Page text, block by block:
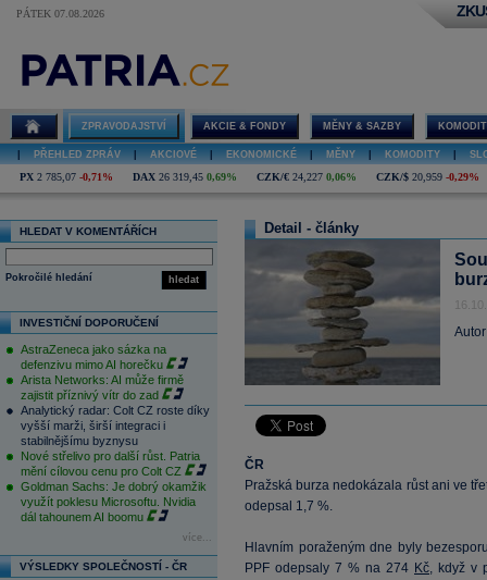
PÁTEK 07.08.2026
ZPRAVODAJSTVÍ AKCIE & FONDY MĚNY & SAZBY
PŘEHLED ZPRÁV AKCIOVÉ EKONOMICKÉ MĚNY KOMODITY
PX 2 785,07 -0,71% DAX 26 319,45 0,69% CZK/€ 24,227 0,06% CZK/$ 20,959 -0,29%
HLEDAT V KOMENTÁŘÍCH
hledat
Pokročilé hledání
INVESTIČNÍ DOPORUČENÍ
AstraZeneca jako sázka na
defenzivu mimo AI horečku
Arista Networks: AI může firmě
zajistit příznivý vítr do zad
Analytický radar: Colt CZ roste díky
vyšší marži, širší integraci i
stabilnějšímu byznysu
Nové střelivo pro další růst. Patria
mění cílovou cenu pro Colt CZ
Goldman Sachs: Je dobrý okamžik
využít poklesu Microsoftu. Nvidia
dál tahounem AI boomu
více...
VÝSLEDKY SPOLEČNOSTÍ - ČR
Detail - články
ČR
Pražská burza nedokázala růst ani ve
odepsal 1,7 %.
Hlavním poraženým dne byly
PPF odepsaly 7 % na 274 Kč, když v